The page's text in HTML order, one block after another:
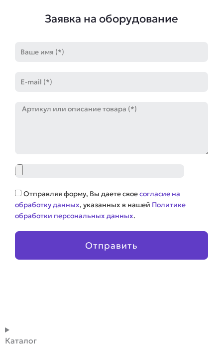
Заявка на оборудование
mail
Артикул
Файл
Соглашение
Отправляя форму, Вы даете своесогласие на
обработку данных, указанных в нашей Политике
обработки персональных данных.
Отправить
Каталог